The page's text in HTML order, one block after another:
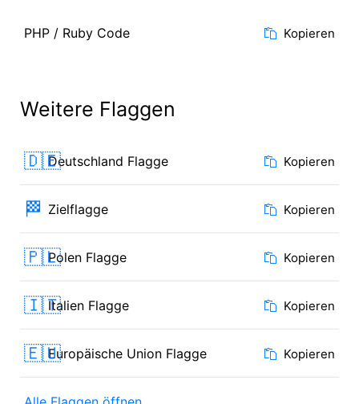
PHP / Ruby Code Kopieren
Weitere Flaggen
🇩🇪Deutschland Flagge Kopieren
🏁 Zielflagge Kopieren
🇵🇱Polen Flagge Kopieren
🇮🇹Italien Flagge Kopieren
🇪🇺Europäische Union Flagge Kopieren